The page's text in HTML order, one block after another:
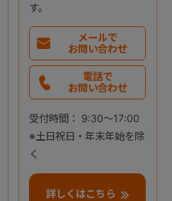
す。
メールで
お問い合わせ
電話で
お問い合わせ
受付時間： 9:30～17:00
※土日祝日・年末年始を除
く
詳しくはこちら